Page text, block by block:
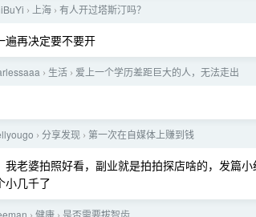
› 上海 › 有人开过塔斯汀吗？
遍再决定要不要开
› 生活 › 爱上一个学历差距巨大的人，无法走出
› 分享发现 › 第一次在自媒体上赚到钱
我老婆拍照好看，副业就是拍拍探店啥的，发篇
小几千了
健康 是否需要拔智齿